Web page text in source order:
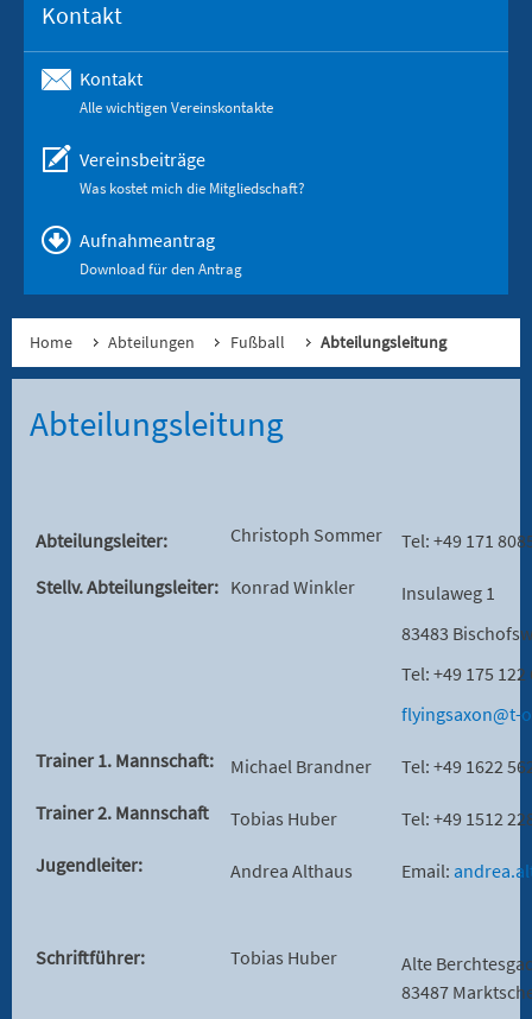
Kontakt
Kontakt
Alle wichtigen Vereinskontakte
Vereinsbeiträge
Was kostet mich die Mitgliedschaft?
Aufnahmeantrag
Download für den Antrag
Home Abteilungen Fußball Abteilungsleitung
Abteilungsleitung
Abteilungsleiter: Christoph Sommer
Tel: +49 171
Stellv. Abteilungsleiter: Konrad Winkler
Insulaweg 1
83483
Tel: +49 175 122
flyingsaxon@t-
Trainer 1. Mannschaft:
Michael Brandner
Tel: +49 1622
Trainer 2. Mannschaft
Tobias Huber
Tel: +49 1512
Jugendleiter:
Andrea Althaus Email:
Schriftführer: Tobias Huber
Alte
83487